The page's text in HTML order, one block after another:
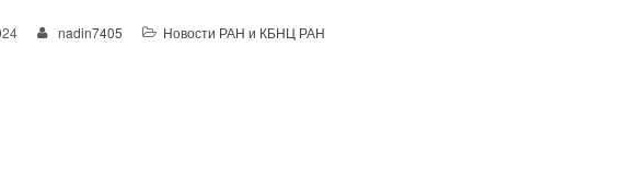
nadin7405 Новости РАН и КБНЦ РАН